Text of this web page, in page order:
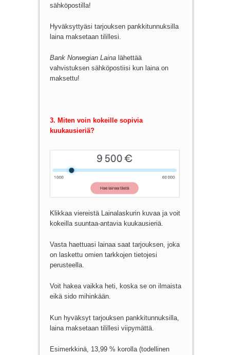
sähköpostilla!
Hyväksyttyäsi tarjouksen pankkitunnuksilla
laina maksetaan tilillesi.
Bank Norwegian Lainalähettää
vahvistuksen sähköpostiisi kun laina on
maksettu!
3. Miten voin kokeille sopivia
kuukausieriä?
Klikkaa viereistä Lainalaskurin kuvaa ja voit
kokeilla suuntaa-antavia kuukausieriä.
Vasta haettuasi lainaa saat tarjouksen, joka
on laskettu omien tarkkojen tietojesi
perusteella.
Voit hakea vaikka heti, koska se on ilmaista
eikä sido mihinkään.
Kun hyväksyt tarjouksen pankkitunnuksilla,
laina maksetaan tilillesi viipymättä.
Esimerkkinä, 13,99 % korolla (todellinen